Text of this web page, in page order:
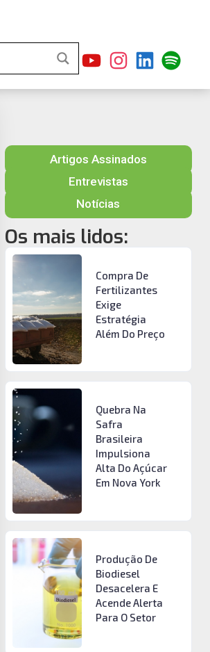
Artigos Assinados
Entrevistas
Notícias
Os mais lidos:
Compra De
Fertilizantes
Exige
Estratégia
Além Do Preço
Quebra Na
Safra
Brasileira
Impulsiona
Alta Do Açúcar
Em Nova York
Produção De
Biodiesel
Desacelera E
Acende Alerta
Para O Setor